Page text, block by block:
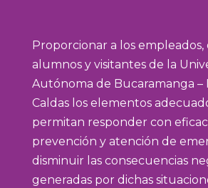
Proporcionar a los empleados,
alumnos y visitantes de la
Autónoma de Bucaramanga
Caldas los elementos
permitan responder con
prevención y atención de
disminuir las consecuencias
generadas por dichas